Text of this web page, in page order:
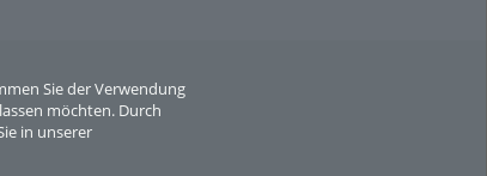
Sie der Verwendung
möchten. Durch
in unserer